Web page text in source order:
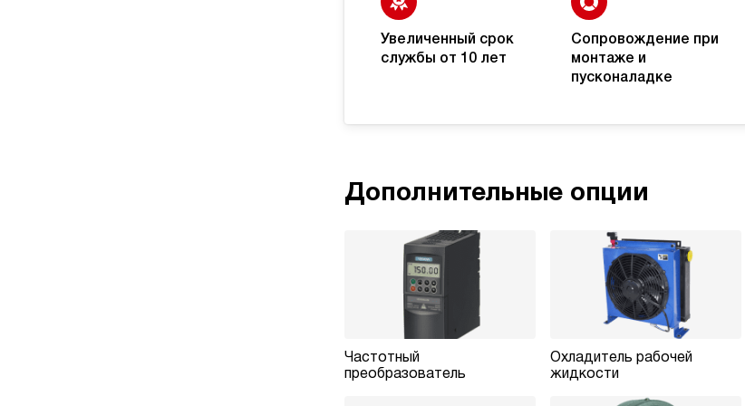
Увеличенный срок
службы от 10 лет
Сопровождение при
монтаже и
пусконаладке
Дополнительные опции
Частотный
преобразователь
Охладитель рабочей
жидкости